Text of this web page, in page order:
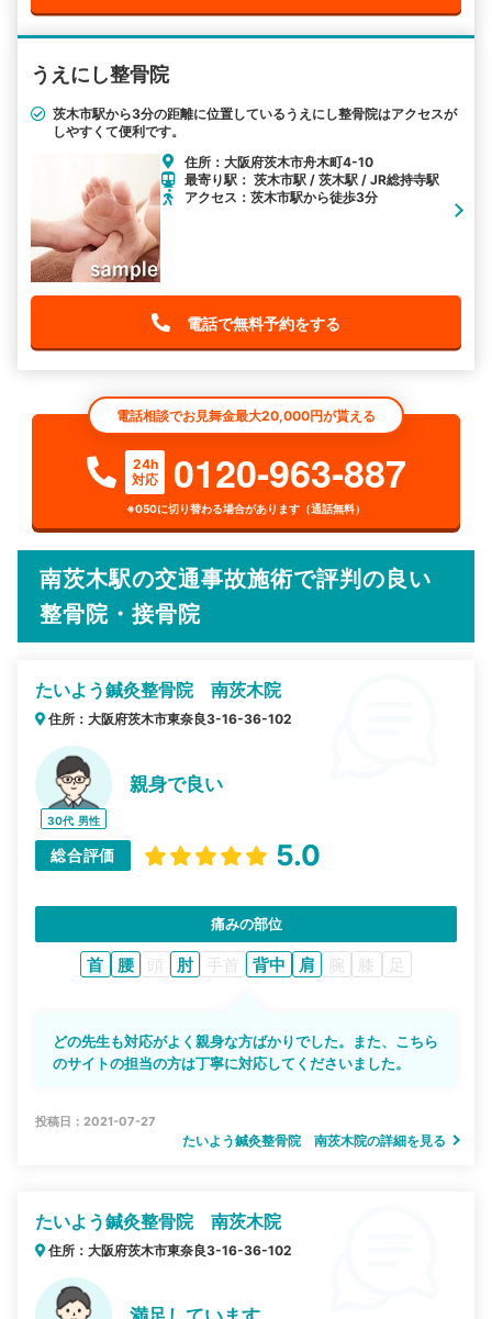
うえにし整骨院
茨木市駅から3分の距離に位置しているうえにし整骨院はアクセスが
しやすくて便利です。
住所：大阪府茨木市舟木町4-10
最寄り駅： 茨木市駅 / 茨木駅 / JR総持寺駅
アクセス：茨木市駅から徒歩3分
電話で無料予約をする
電話相談でお見舞金最大20,000円が貰える
24h
対応
0120-963-887
※050に切り替わる場合があります（通話無料）
南茨木駅の交通事故施術で評判の良い
整骨院・接骨院
たいよう鍼灸整骨院 南茨木院
住所：大阪府茨木市東奈良3-16-36-102
30代 男性
親身で良い
総合評価 5.0
痛みの部位
首 腰 頭 肘 手首 背中 肩 腕 膝 足
どの先生も対応がよく親身な方ばかりでした。また、こちら
のサイトの担当の方は丁寧に対応してくださいました。
投稿日：2021-07-27
たいよう鍼灸整骨院 南茨木院の詳細を見る
たいよう鍼灸整骨院 南茨木院
住所：大阪府茨木市東奈良3-16-36-102